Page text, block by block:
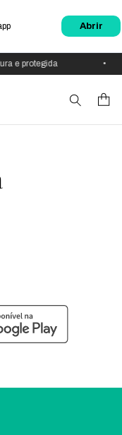
Abrir
e protegida •